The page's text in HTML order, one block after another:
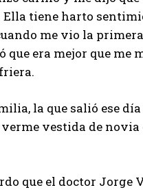
tiene harto
me vio la
que era mejor que me
la que salió ese día
vestida de novia
que el doctor Jorge